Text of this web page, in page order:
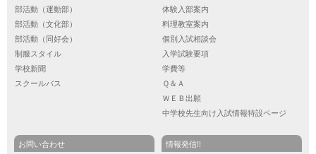
部活動（運動部）
部活動（文化部）
部活動（同好会）
制服スタイル
学校新聞
スクールバス
体験入部案内
料理教室案内
個別入試相談会
入学試験要項
学費等
Ｑ＆Ａ
ＷＥＢ出願
中学校先生向け入試情報特設ページ
お問い合わせ
情報発信!!